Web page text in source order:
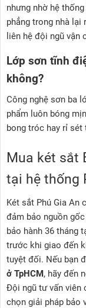
nhưng nhờ hệ
phẳng trong nhà lại
liên hệ đội ngũ vận
Lớp sơn tĩnh
không?
Công nghệ sơn ba
phẩm luôn bóng
bong tróc hay rỉ
Mua két sắt
tại hệ thống
Két sắt Phú Gia An
đảm bảo nguồn
bảo hành 36 tháng
trước khi giao đến
tuyệt đối. Nếu bạn
ở TpHCM, hãy đến
Đội ngũ tư vấn viên
chọn giải pháp bảo